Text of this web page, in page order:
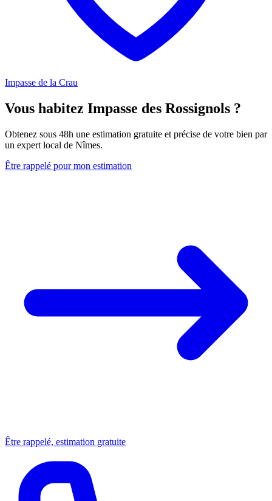
Impasse de la Crau
Vous habitez Impasse des Rossignols ?
Obtenez sous 48h une estimation gratuite et précise de votre bien par
un expert local de Nîmes.
Être rappelé pour mon estimation
Être rappelé, estimation gratuite